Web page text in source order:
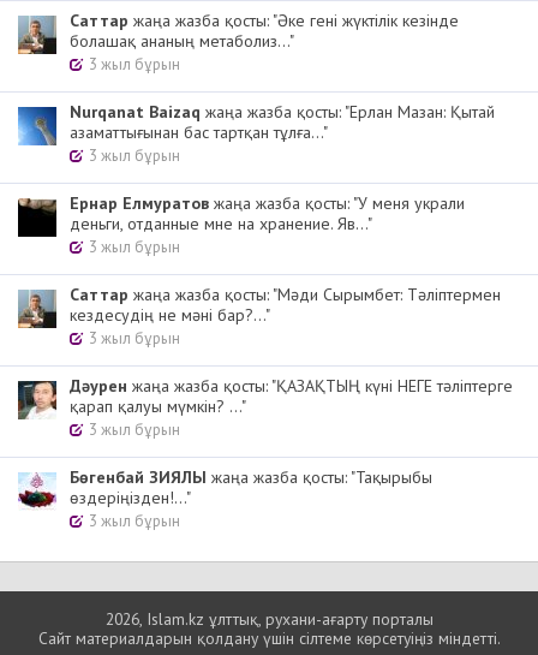
Cаттар жаңа жазба қосты: "Әке гені жүктілік кезінде
болашақ ананың метаболиз..."
3 жыл бұрын
Nurqanat Baizaq жаңа жазба қосты: "Ерлан Мазан: Қытай
азаматтығынан бас тартқан тұлға..."
3 жыл бұрын
Ернар Елмуратов жаңа жазба қосты: "У меня украли
деньги, отданные мне на хранение. Яв..."
3 жыл бұрын
Cаттар жаңа жазба қосты: "Мәди Сырымбет: Тәліптермен
кездесудің не мәні бар?..."
3 жыл бұрын
Дәурен жаңа жазба қосты: "ҚАЗАҚТЫҢ күні НЕГЕ тәліптерге
қарап қалуы мүмкін? ..."
3 жыл бұрын
Бөгенбай ЗИЯЛЫ жаңа жазба қосты: "Тақырыбы
өздеріңізден!..."
3 жыл бұрын
2026, Islam.kz ұлттық, рухани-ағарту порталы
Сайт материалдарын қолдану үшін сілтеме көрсетуіңіз міндетті.